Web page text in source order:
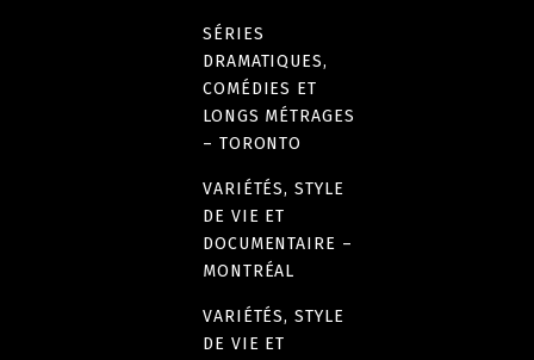
SÉRIES
DRAMATIQUES,
COMÉDIES ET
LONGS MÉTRAGES
– TORONTO
VARIÉTÉS, STYLE
DE VIE ET
DOCUMENTAIRE –
MONTRÉAL
VARIÉTÉS, STYLE
DE VIE ET